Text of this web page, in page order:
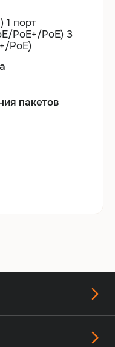
1 порт
PoE+/PoE) 3
PoE)
пакетов